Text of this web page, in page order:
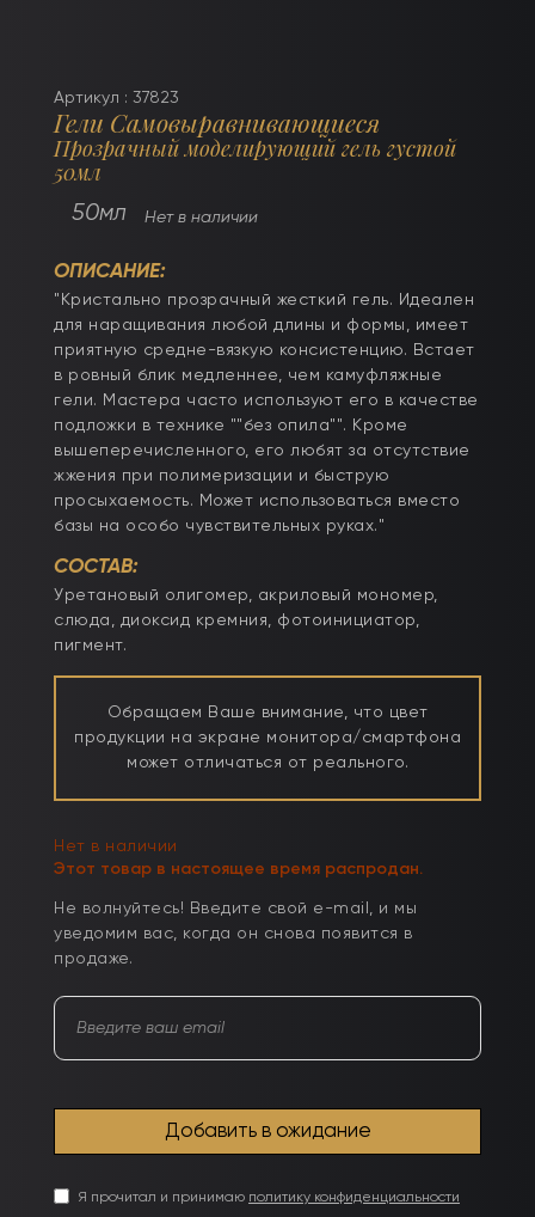
Артикул : 37823
Гели Самовыравнивающиеся
Прозрачный моделирующий гель густой
50мл
50мл Нет в наличии
ОПИСАНИЕ:
"Кристально прозрачный жесткий гель. Идеален
для наращивания любой длины и формы, имеет
приятную средне-вязкую консистенцию. Встает
в ровный блик медленнее, чем камуфляжные
гели. Мастера часто используют его в качестве
подложки в технике ""без опила"". Кроме
вышеперечисленного, его любят за отсутствие
жжения при полимеризации и быструю
просыхаемость. Может использоваться вместо
базы на особо чувствительных руках."
СОСТАВ:
Уретановый олигомер, акриловый мономер,
слюда, диоксид кремния, фотоинициатор,
пигмент.
Обращаем Ваше внимание, что цвет
продукции на экране монитора/смартфона
может отличаться от реального.
Нет в наличии
Этот товар в настоящее время распродан.
Не волнуйтесь! Введите свой e-mail, и мы
уведомим вас, когда он снова появится в
продаже.
Я прочитал и принимаю политику конфиденциальности